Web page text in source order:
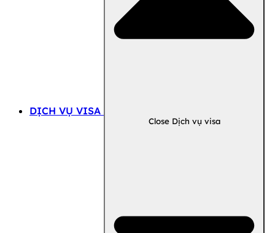
DỊCH VỤ VISA
Close Dịch vụ visa